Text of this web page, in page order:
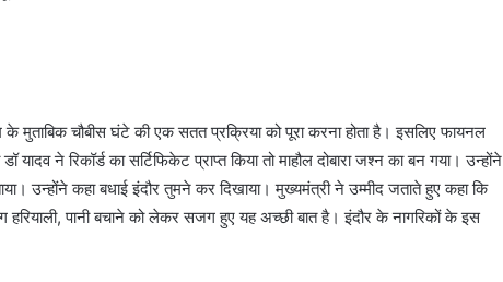
के मुताबिक चौबीस घंटे की एक सतत प्रक्रिया को पूरा करना होता है। इसलिए फायनल
ने रिकॉर्ड का सर्टिफिकेट प्राप्त किया तो माहौल दोबारा जश्न का बन गया। उन्होंने
उन्होंने कहा बधाई इंदौर तुमने कर दिखाया। मुख्यमंत्री ने उम्मीद जताते हुए कहा कि
हरियाली, पानी बचाने को लेकर सजग हुए यह अच्छी बात है। इंदौर के नागरिकों के इस